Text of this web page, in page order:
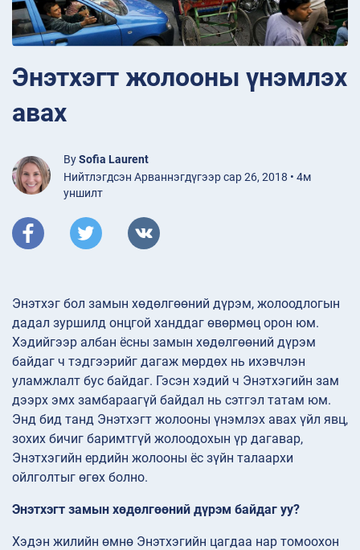
Энэтхэгт жолооны үнэмлэх
авах
BySofia Laurent
Нийтлэгдсэн Арваннэгдүгээр сар 26, 2018 • 4м
уншилт
Энэтхэг бол замын хөдөлгөөний дүрэм, жолоодлогын
дадал зуршилд онцгой ханддаг өвөрмөц орон юм.
Хэдийгээр албан ёсны замын хөдөлгөөний дүрэм
байдаг ч тэдгээрийг дагаж мөрдөх нь ихэвчлэн
уламжлалт бус байдаг. Гэсэн хэдий ч Энэтхэгийн зам
дээрх эмх замбараагүй байдал нь сэтгэл татам юм.
Энд бид танд Энэтхэгт жолооны үнэмлэх авах үйл явц,
зохих бичиг баримтгүй жолоодохын үр дагавар,
Энэтхэгийн ердийн жолооны ёс зүйн талаархи
ойлголтыг өгөх болно.
Энэтхэгт замын хөдөлгөөний дүрэм байдаг уу?
Хэдэн жилийн өмнө Энэтхэгийн цагдаа нар томоохон